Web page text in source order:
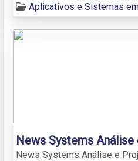
Aplicativos e Sistemas
News Systems
News Systems Análise e